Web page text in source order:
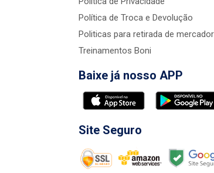
Política de Troca e Devolução
Politicas para retirada de
Treinamentos Boni
Baixe já nosso APP
Site Seguro